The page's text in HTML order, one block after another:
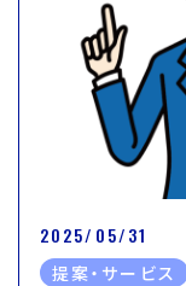
2025/05/31
提案・サービス